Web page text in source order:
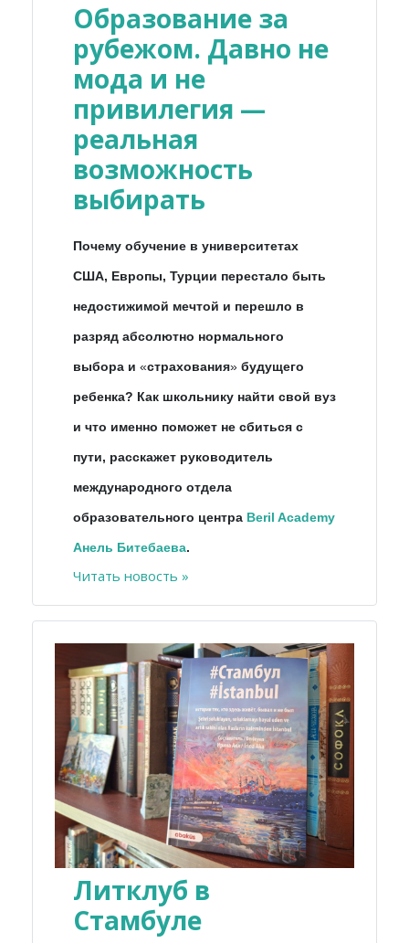
Образование за
рубежом. Давно не
мода и не
привилегия —
реальная
возможность
выбирать
Почему обучение в университетах
США, Европы, Турции перестало быть
недостижимой мечтой и перешло в
разряд абсолютно нормального
выбора и «страхования» будущего
ребенка? Как школьнику найти свой вуз
и что именно поможет не сбиться с
пути, расскажет руководитель
международного отдела
образовательного центра Beril Academy
Анель Битебаева.
Читать новость »
Литклуб в
Стамбуле